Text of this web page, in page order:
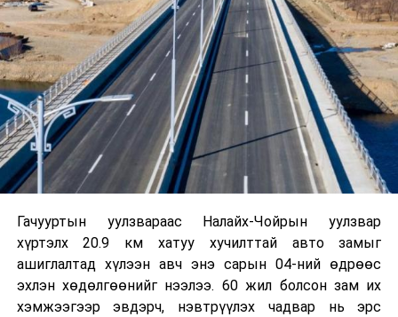
Гачууртын уулзвараас Налайх-Чойрын уулзвар
хүртэлх 20.9 км хатуу хучилттай авто замыг
ашиглалтад хүлээн авч энэ сарын 04-ний өдрөөс
эхлэн хөдөлгөөнийг нээлээ. 60 жил болсон зам их
хэмжээгээр эвдэрч, нэвтрүүлэх чадвар нь эрс